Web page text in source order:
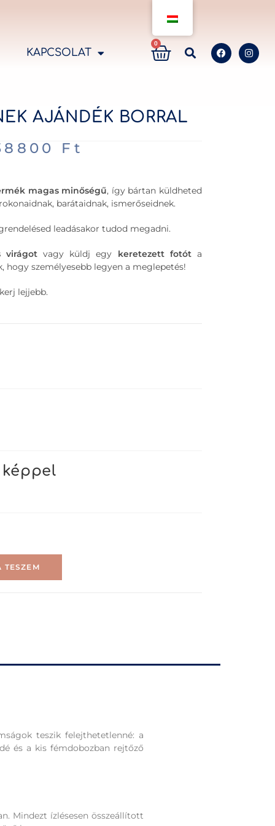
KAPCSOLAT
0
AJÁNDÉK BORRAL
Ft
magas minőségű, így bártan küldheted
barátaidnak, ismerőseidnek.
leadásakor tudod megadni.
virágotvagy küldj egy keretezett fotóta
hogy személyesebb legyen a meglepetés!
lejjebb.
TESZEM
teszik felejthetetlenné: a
és a kis fémdobozban rejtőző
Mindezt ízlésesen összeállított